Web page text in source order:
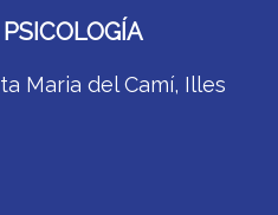
Maria del Camí, Illes